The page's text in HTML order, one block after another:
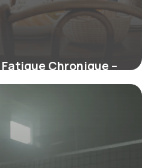
Fatigue Chronique –